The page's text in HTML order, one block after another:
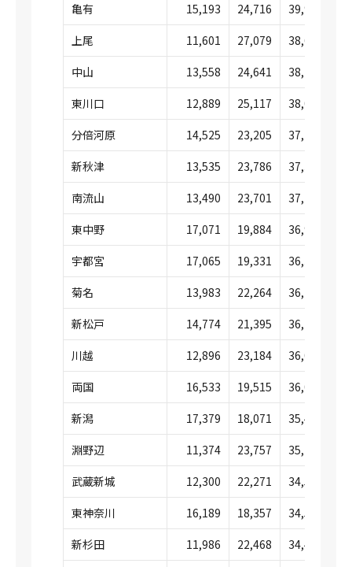
亀有
15,193 24,716
39,909
上尾
11,601 27,079
38,681
中山
13,558 24,641
38,199
東川口
12,889 25,117
38,007
分倍河原
14,525 23,205
37,731
新秋津
13,535 23,786
37,322
南流山
13,490 23,701
37,192
東中野
17,071 19,884
36,956
宇都宮
17,065 19,331
36,397
菊名
13,983 22,264
36,248
新松戸
14,774 21,395
36,169
川越
12,896 23,184
36,080
両国
16,533 19,515
36,048
新潟
17,379 18,071
35,451
淵野辺
11,374 23,757
35,132
武蔵新城
12,300 22,271
34,571
東神奈川
16,189 18,357
34,547
新杉田
11,986 22,468
34,455